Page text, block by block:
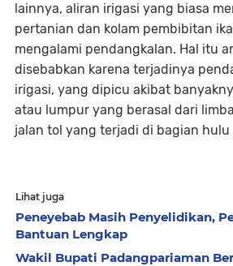
lainnya, aliran irigasi yang biasa
pertanian dan kolam pembibitan
mengalami pendangkalan. Hal itu
disebabkan karena terjadinya
irigasi, yang dipicu akibat
atau lumpur yang berasal dari
jalan tol yang terjadi di bagian hulu
Lihat juga
Peneyebab Masih Penyelidikan,
Bantuan Lengkap
Wakil Bupati Padangpariaman